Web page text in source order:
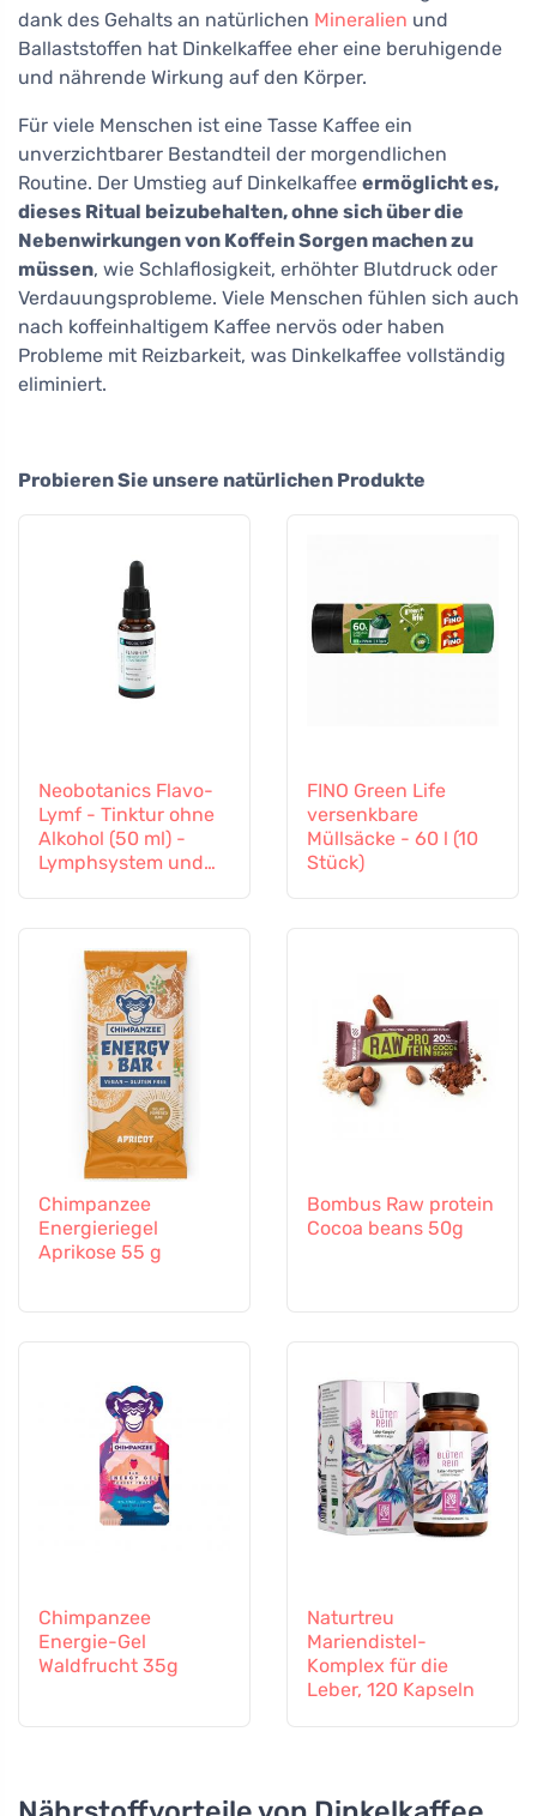
dank des Gehalts an natürlichen Mineralien und
Ballaststoffen hat Dinkelkaffee eher eine beruhigende
und nährende Wirkung auf den Körper.
Für viele Menschen ist eine Tasse Kaffee ein
unverzichtbarer Bestandteil der morgendlichen
Routine. Der Umstieg auf Dinkelkaffee ermöglicht es,
dieses Ritual beizubehalten, ohne sich über die
Nebenwirkungen von Koffein Sorgen machen zu
müssen, wie Schlaflosigkeit, erhöhter Blutdruck oder
Verdauungsprobleme. Viele Menschen fühlen sich auch
nach koffeinhaltigem Kaffee nervös oder haben
Probleme mit Reizbarkeit, was Dinkelkaffee vollständig
eliminiert.
Probieren Sie unsere natürlichen Produkte
Neobotanics Flavo-
Lymf - Tinktur ohne
Alkohol (50 ml) -
Lymphsystem und
FINO Green Life
versenkbare
Müllsäcke - 60 l (10
Stück)
Chimpanzee
Energieriegel
Aprikose 55 g
Bombus Raw protein
Cocoa beans 50g
Chimpanzee
Energie-Gel
Waldfrucht 35g
Naturtreu
Mariendistel-
Komplex für die
Leber, 120 Kapseln